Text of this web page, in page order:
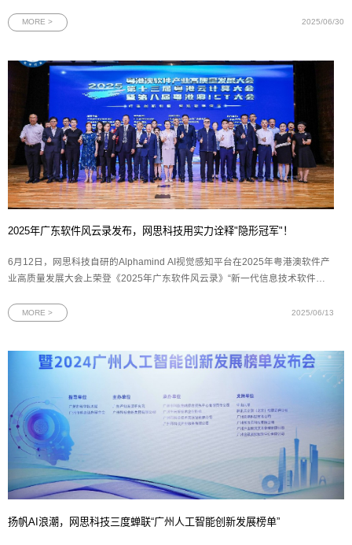
网络安全领域联合体成员单位代表齐聚羊城，围绕科技创新、产品融合、生态共
MORE > 2025/06/30
2025年广东软件风云录发布，网思科技用实力诠释"隐形冠军"！
6月12日，网思科技自研的Alphamind AI视觉感知平台在2025年粤港澳软件产
业高质量发展大会上荣登《2025年广东软件风云录》“新一代信息技术软件产
年广东软件风云录新一代信息技术软件产品奖牌2025年广东软件风云榜评选由
MORE > 2025/06/13
扬帆AI浪潮，网思科技三度蝉联“广州人工智能创新发展榜单”